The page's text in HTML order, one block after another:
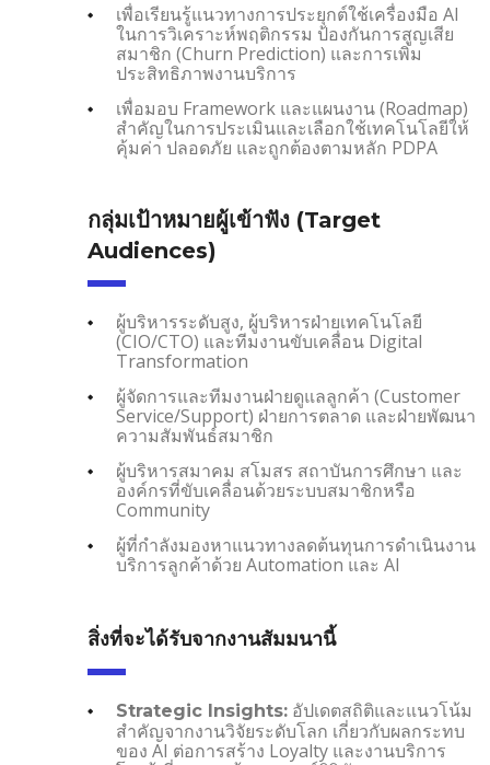
เพื่อเรียนรู้แนวทางการประยุกต์ใช้เครื่องมือ AI
ในการวิเคราะห์พฤติกรรม ป้องกันการสูญเสีย
สมาชิก (Churn Prediction) และการเพิ่ม
ประสิทธิภาพงานบริการ
เพื่อมอบ Framework และแผนงาน (Roadmap)
สำคัญในการประเมินและเลือกใช้เทคโนโลยีให้
คุ้มค่า ปลอดภัย และถูกต้องตามหลัก PDPA
กลุ่มเป้าหมายผู้เข้าฟัง (Target
Audiences)
ผู้บริหารระดับสูง, ผู้บริหารฝ่ายเทคโนโลยี
(CIO/CTO) และทีมงานขับเคลื่อน Digital
Transformation
ผู้จัดการและทีมงานฝ่ายดูแลลูกค้า (Customer
Service/Support) ฝ่ายการตลาด และฝ่ายพัฒนา
ความสัมพันธ์สมาชิก
ผู้บริหารสมาคม สโมสร สถาบันการศึกษา และ
องค์กรที่ขับเคลื่อนด้วยระบบสมาชิกหรือ
Community
ผู้ที่กำลังมองหาแนวทางลดต้นทุนการดำเนินงาน
บริการลูกค้าด้วย Automation และ AI
สิ่งที่จะได้รับจากงานสัมมนานี้
Strategic Insights: อัปเดตสถิติและแนวโน้ม
สำคัญจากงานวิจัยระดับโลก เกี่ยวกับผลกระทบ
ของ AI ต่อการสร้าง Loyalty และงานบริการ